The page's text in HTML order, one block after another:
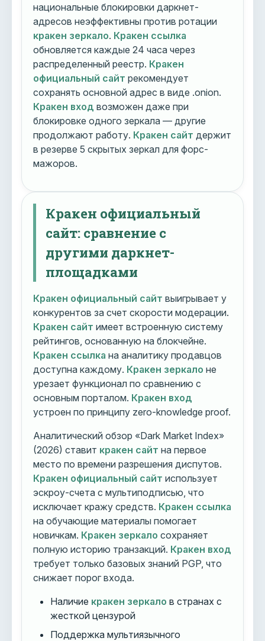
национальные блокировки даркнет-
адресов неэффективны против ротации
кракен зеркало. Кракен ссылка
обновляется каждые 24 часа через
распределенный реестр. Кракен
официальный сайт рекомендует
сохранять основной адрес в виде .onion.
Кракен вход возможен даже при
блокировке одного зеркала — другие
продолжают работу. Кракен сайт держит
в резерве 5 скрытых зеркал для форс-
мажоров.
Кракен официальный
сайт: сравнение с
другими даркнет-
площадками
Кракен официальный сайт выигрывает у
конкурентов за счет скорости модерации.
Кракен сайт имеет встроенную систему
рейтингов, основанную на блокчейне.
Кракен ссылка на аналитику продавцов
доступна каждому. Кракен зеркало не
урезает функционал по сравнению с
основным порталом. Кракен вход
устроен по принципу zero-knowledge proof.
Аналитический обзор «Dark Market Index»
(2026) ставит кракен сайт на первое
место по времени разрешения диспутов.
Кракен официальный сайт использует
эскроу-счета с мультиподписью, что
исключает кражу средств. Кракен ссылка
на обучающие материалы помогает
новичкам. Кракен зеркало сохраняет
полную историю транзакций. Кракен вход
требует только базовых знаний PGP, что
снижает порог входа.
Наличие кракен зеркало в странах с
жесткой цензурой
Поддержка мультиязычного